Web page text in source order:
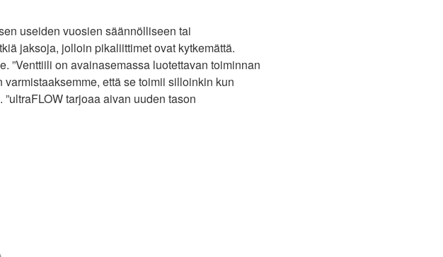
useiden vuosien säännölliseen tai
jaksoja, jolloin pikaliittimet ovat kytkemättä.
”Venttiili on avainasemassa luotettavan toiminnan
että se toimii silloinkin kun
tarjoaa aivan uuden tason